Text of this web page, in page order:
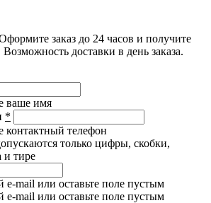
заказ до 24 часов и получите
Возможность доставки в день заказа.
ваше имя
*
контактный телефон
только цифры, скобки,
и тире
mail или оставьте поле пустым
mail или оставьте поле пустым